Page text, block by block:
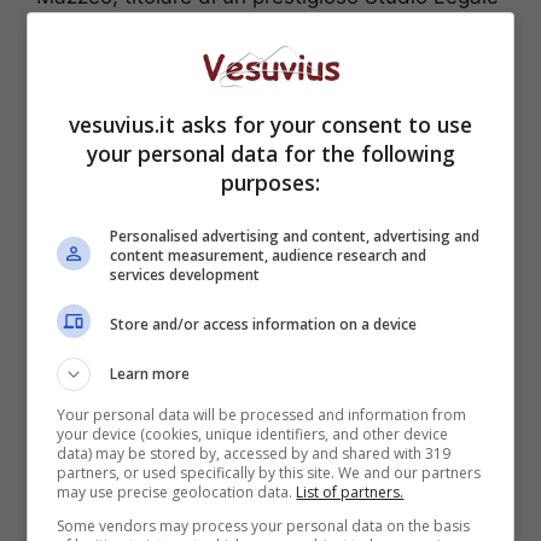
assolutamente innovativa come “Impresa” e
della “Preside d’acciaio” Armida Filippelli,
dell’Istituto ITES GALIANI, recentemente
devastato. Esilaranti, gli interventi del maestro
Giacomo Rizzo “leggenda” del teatro
Dulcis in fundo,“il Sogno nel cassetto” per
eccellenza di ogni donna ovvero conseguire e
mantenere una perfetta forma fisica e psichica,
grazie agli innovativi e preziosi suggerimenti del
Centro Venere Fitness, partner della kermesse
illustrati dalla titolare Mena Aveta e dal suo
eccellente staff, che opera sulla base di
un’esperienza olistica avente ad oggetto il
benessere totale della persona, avvalendosi di
vesuvius.it asks for your consent to use
your personal data for the following
purposes:
Personalised advertising and content, advertising and
content measurement, audience research and
services development
Store and/or access information on a device
Learn more
Your personal data will be processed and information from
your device (cookies, unique identifiers, and other device
data) may be stored by, accessed by and shared with 319
partners, or used specifically by this site. We and our partners
may use precise geolocation data. List of partners.
Some vendors may process your personal data on the basis